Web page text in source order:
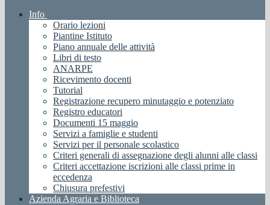
Info
Orario lezioni
Piantine Istituto
Piano annuale delle attività
Libri di testo
ANARPE
Ricevimento docenti
Tutorial
Registrazione recupero minutaggio e potenziato
Registro educatori
Documenti 15 maggio
Servizi a famiglie e studenti
Servizi per il personale scolastico
Criteri generali di assegnazione degli alunni alle classi
Criteri accettazione iscrizioni alle classi prime in
eccedenza
Chiusura prefestivi
Azienda Agraria e Biblioteca